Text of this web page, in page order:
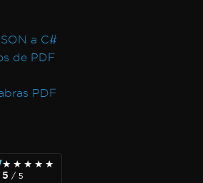
a C#
de PDF
PDF
★★★★★
★★★★★
5 / 5